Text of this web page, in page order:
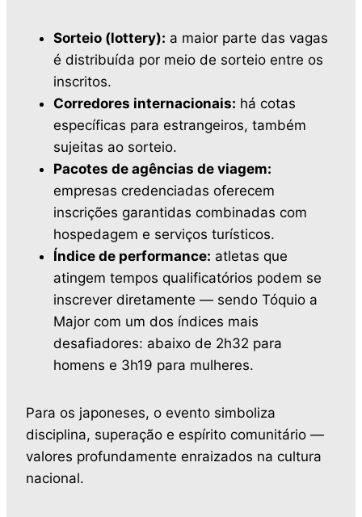
Sorteio (lottery): a maior parte das vagas
é distribuída por meio de sorteio entre os
inscritos.
Corredores internacionais: há cotas
específicas para estrangeiros, também
sujeitas ao sorteio.
Pacotes de agências de viagem:
empresas credenciadas oferecem
inscrições garantidas combinadas com
hospedagem e serviços turísticos.
Índice de performance: atletas que
atingem tempos qualificatórios podem se
inscrever diretamente — sendo Tóquio a
Major com um dos índices mais
desafiadores: abaixo de 2h32 para
homens e 3h19 para mulheres.
Para os japoneses, o evento simboliza
disciplina, superação e espírito comunitário —
valores profundamente enraizados na cultura
nacional.